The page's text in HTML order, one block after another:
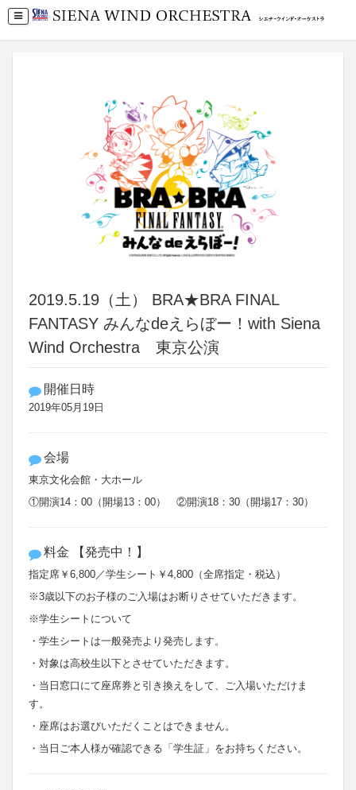
2019.5.19（土） BRA★BRA FINAL
FANTASY みんなdeえらぼー！with Siena
Wind Orchestra 東京公演
開催日時
2019年05月19日
会場
東京文化会館・大ホール
①開演14：00（開場13：00） ②開演18：30（開場17：30）
料金 【発売中！】
指定席￥6,800／学生シート￥4,800（全席指定・税込）
※3歳以下のお子様のご入場はお断りさせていただきます。
※学生シートについて
・学生シートは一般発売より発売します。
・対象は高校生以下とさせていただきます。
・当日窓口にて座席券と引き換えをして、ご入場いただけま
す。
・座席はお選びいただくことはできません。
・当日ご本人様が確認できる「学生証」をお持ちください。